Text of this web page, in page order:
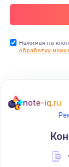
Нажимая на
обработку моих
note-iq.ru